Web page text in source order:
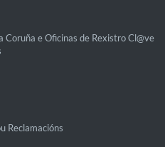
Coruña e Oficinas de Rexistro Cl@ve
Reclamacións